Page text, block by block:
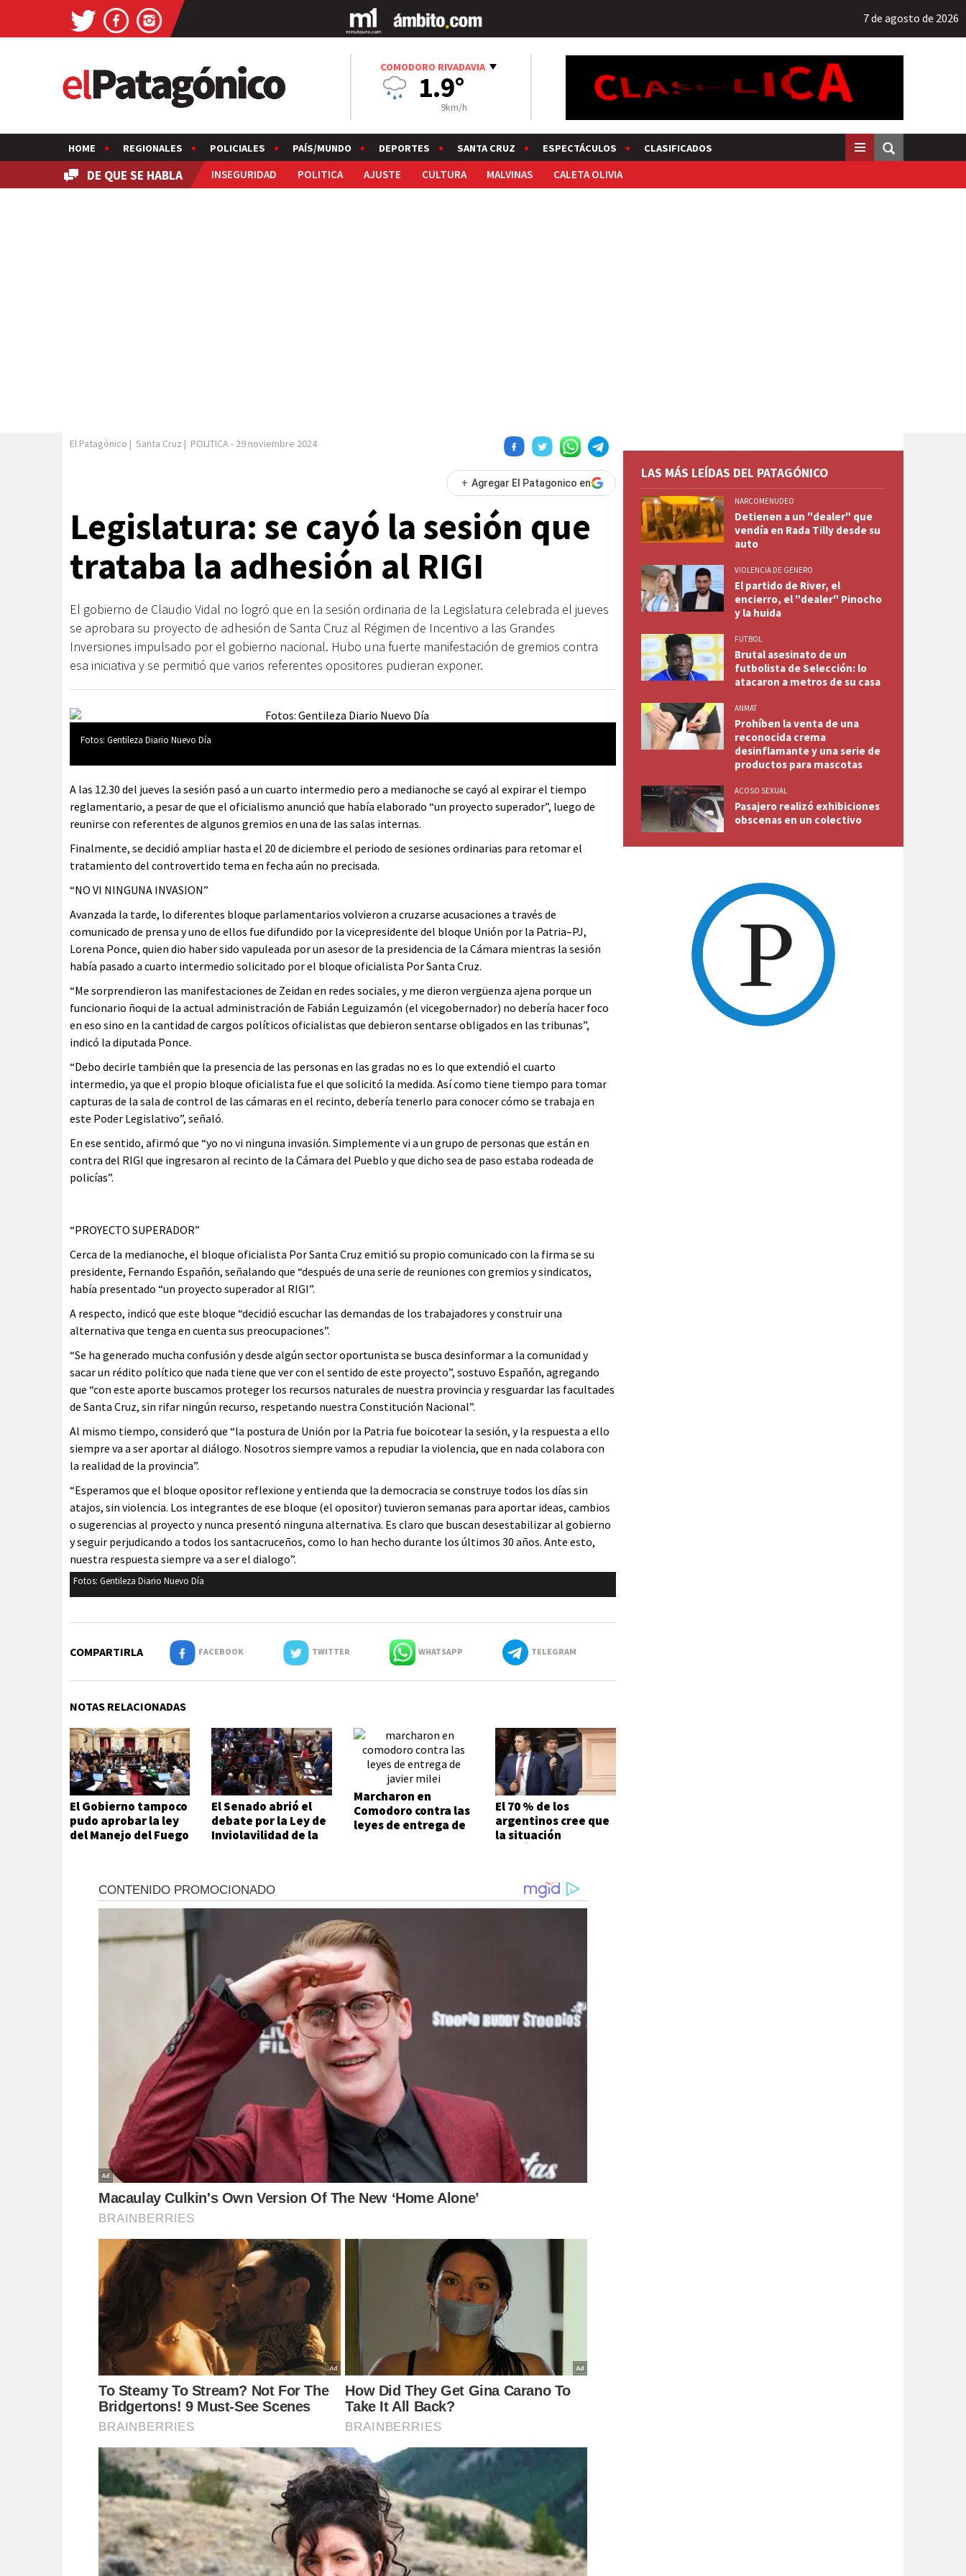
7 de agosto de 2026
COMODORO RIVADAVIA
1.9°
9km/h
HOME REGIONALES POLICIALES PAÍS/MUNDO DEPORTES SANTA CRUZ ESPECTÁCULOS CLASIFICADOS
DE QUE SE HABLA INSEGURIDAD POLITICA AJUSTE CULTURA MALVINAS CALETA OLIVIA
El Patagónico | Santa Cruz | POLITICA- 29 noviembre 2024
+ Agregar El Patagonico en
Legislatura: se cayó la sesión que
trataba la adhesión al RIGI
El gobierno de Claudio Vidal no logró que en la sesión ordinaria de la Legislatura celebrada el jueves
se aprobara su proyecto de adhesión de Santa Cruz al Régimen de Incentivo a las Grandes
Inversiones impulsado por el gobierno nacional. Hubo una fuerte manifestación de gremios contra
esa iniciativa y se permitió que varios referentes opositores pudieran exponer.
Fotos: Gentileza Diario Nuevo Día
A las 12.30 del jueves la sesión pasó a un cuarto intermedio pero a medianoche se cayó al expirar el tiempo
reglamentario, a pesar de que el oficialismo anunció que había elaborado “un proyecto superador”, luego de
reunirse con referentes de algunos gremios en una de las salas internas.
Finalmente, se decidió ampliar hasta el 20 de diciembre el periodo de sesiones ordinarias para retomar el
tratamiento del controvertido tema en fecha aún no precisada.
“NO VI NINGUNA INVASION”
Avanzada la tarde, lo diferentes bloque parlamentarios volvieron a cruzarse acusaciones a través de
comunicado de prensa y uno de ellos fue difundido por la vicepresidente del bloque Unión por la Patria–PJ,
Lorena Ponce, quien dio haber sido vapuleada por un asesor de la presidencia de la Cámara mientras la sesión
había pasado a cuarto intermedio solicitado por el bloque oficialista Por Santa Cruz.
“Me sorprendieron las manifestaciones de Zeidan en redes sociales, y me dieron vergüenza ajena porque un
funcionario ñoqui de la actual administración de Fabián Leguizamón (el vicegobernador) no debería hacer foco
en eso sino en la cantidad de cargos políticos oficialistas que debieron sentarse obligados en las tribunas”,
indicó la diputada Ponce.
“Debo decirle también que la presencia de las personas en las gradas no es lo que extendió el cuarto
intermedio, ya que el propio bloque oficialista fue el que solicitó la medida. Así como tiene tiempo para tomar
capturas de la sala de control de las cámaras en el recinto, debería tenerlo para conocer cómo se trabaja en
este Poder Legislativo”, señaló.
En ese sentido, afirmó que “yo no vi ninguna invasión. Simplemente vi a un grupo de personas que están en
contra del RIGI que ingresaron al recinto de la Cámara del Pueblo y que dicho sea de paso estaba rodeada de
policías”.
“PROYECTO SUPERADOR”
Cerca de la medianoche, el bloque oficialista Por Santa Cruz emitió su propio comunicado con la firma se su
presidente, Fernando Españón, señalando que “después de una serie de reuniones con gremios y sindicatos,
había presentado “un proyecto superador al RIGI”.
A respecto, indicó que este bloque “decidió escuchar las demandas de los trabajadores y construir una
alternativa que tenga en cuenta sus preocupaciones”.
“Se ha generado mucha confusión y desde algún sector oportunista se busca desinformar a la comunidad y
sacar un rédito político que nada tiene que ver con el sentido de este proyecto”, sostuvo Españón, agregando
que “con este aporte buscamos proteger los recursos naturales de nuestra provincia y resguardar las facultades
de Santa Cruz, sin rifar ningún recurso, respetando nuestra Constitución Nacional”.
Al mismo tiempo, consideró que “la postura de Unión por la Patria fue boicotear la sesión, y la respuesta a ello
siempre va a ser aportar al diálogo. Nosotros siempre vamos a repudiar la violencia, que en nada colabora con
la realidad de la provincia”.
“Esperamos que el bloque opositor reflexione y entienda que la democracia se construye todos los días sin
atajos, sin violencia. Los integrantes de ese bloque (el opositor) tuvieron semanas para aportar ideas, cambios
o sugerencias al proyecto y nunca presentó ninguna alternativa. Es claro que buscan desestabilizar al gobierno
y seguir perjudicando a todos los santacruceños, como lo han hecho durante los últimos 30 años. Ante esto,
nuestra respuesta siempre va a ser el dialogo”.
Fotos: Gentileza Diario Nuevo Día
COMPARTIRLA FACEBOOK TWITTER WHATSAPP TELEGRAM
NOTAS RELACIONADAS
El Gobierno tampoco
pudo aprobar la ley
del Manejo del Fuego
El Senado abrió el
debate por la Ley de
Inviolavilidad de la
Marcharon en
Comodoro contra las
leyes de entrega de
El 70 % de los
argentinos cree que
la situación
LAS MÁS LEÍDAS DEL PATAGÓNICO
NARCOMENUDEO
Detienen a un "dealer" que
vendía en Rada Tilly desde su
auto
VIOLENCIA DE GENERO
El partido de River, el
encierro, el "dealer" Pinocho
y la huida
FUTBOL
Brutal asesinato de un
futbolista de Selección: lo
atacaron a metros de su casa
ANMAT
Prohíben la venta de una
reconocida crema
desinflamante y una serie de
productos para mascotas
ACOSO SEXUAL
Pasajero realizó exhibiciones
obscenas en un colectivo